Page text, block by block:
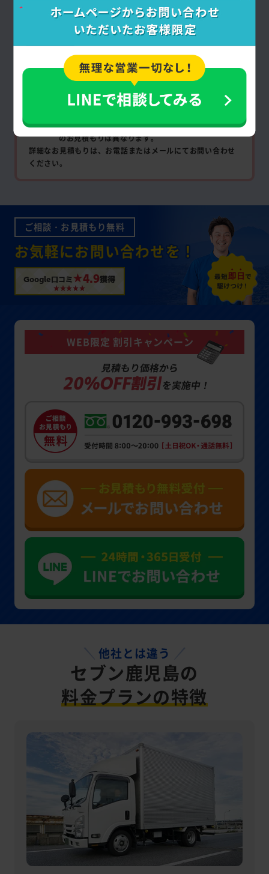
間取り
－
－
要相談
品の状態・量・サイズ、作業内容などによって実際
のお見積もりは異なります。
詳細なお見積もりは、お電話またはメールにてお問い合わせ
ください。
ご相談・お見積もり無料
お気軽にお問い合わせを！
Google口コミ ★4.9獲得
WEB限定 割引キャンペーン
見積もり価格から
20%OFF割引を実施中！
他社とは違う
セブン鹿児島の
料金プランの特徴